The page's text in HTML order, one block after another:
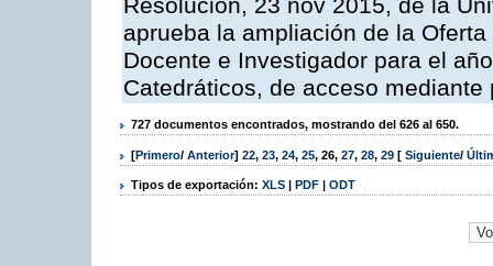
Resolución, 23 nov 2015, de la
aprueba la ampliación de la
Docente e Investigador para el
Catedráticos, de acceso mediante
727 documentos encontrados, mostrando del 626 al 650.
[Primero/ Anterior] 22, 23, 24, 25, 26, 27, 28, 29 [ Siguiente/
Tipos de exportación: XLS | PDF | ODT